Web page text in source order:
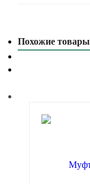
Похожие товары